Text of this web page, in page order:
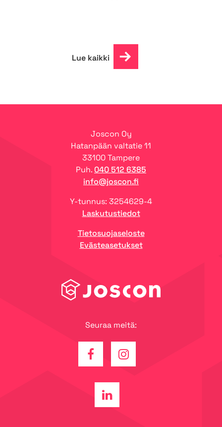
Lue kaikki
Joscon Oy
Hatanpään valtatie 11
33100 Tampere
Puh.040 512 6385
info@joscon.fi
Y-tunnus: 3254629-4
Laskutustiedot
Tietosuojaseloste
Evästeasetukset
Seuraa meitä:
Facebook Instagram
Linkedin